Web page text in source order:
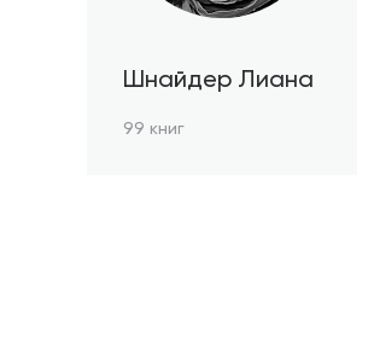
Шнайдер Лиана
99 книг